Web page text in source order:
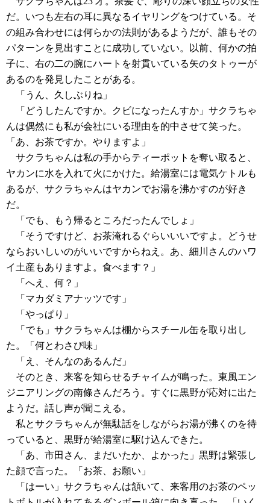
だ。いつも左右の耳に異なるイヤリングをつけている。そ
の組み合わせには何らかの法則があるようだが、誰もその
パターンを見出すことに成功していない。以前、何かの拍
子に、右の二の腕にハートを射貫いている矢のタトゥーが
あるのを発見したことがある。
「うん、久しぶりね」
「どうしたんですか。クビになったんすか」サクラちゃ
んは偶然にも私が会社にいる理由を的中させて笑った。
「あ、お茶ですか。やりますよ」
サクラちゃんは私の手からティーポットを奪い取ると、
ヤカンに水を入れて火にかけた。給湯室には電気ケトルも
あるが、サクラちゃんはヤカンでお湯を沸かすのが好き
だ。
「でも、もう帰るところだったんでしょ」
「そうですけど、お茶淹れるぐらいいいですよ。どうせ
ならおいしいのがいいですからねえ。あ、細川さんのハワ
イ土産もありますよ。食べます？」
「へえ、何？」
「マカダミアナッツです」
「やっぱり」
「でも」サクラちゃんは棚からスチール缶を取り出し
た。「何とわさび味」
「え、そんなのあるんだ」
そのとき、来客を知らせるチャイムが鳴った。東風エン
ジニアリングの南條さんだろう。すぐに黒野が応対に出た
ようだ。話し声が聞こえる。
私とサクラちゃんが無駄話をしながらお湯が沸くのを待
っていると、黒野が給湯室に駆け込んできた。
「あ、市田さん、まだいたか、よかった」黒野は緊張し
た顔で言った。「お茶、お願い」
「はーい」サクラちゃんは頷いて、来客用のお茶のペッ